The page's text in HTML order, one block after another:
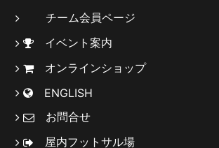
チーム会員ページ
イベント案内
オンラインショップ
ENGLISH
お問合せ
屋内フットサル場